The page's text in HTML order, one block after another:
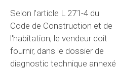
Selon l'article L 271-4 du
Code de Construction et de
l'habitation, le vendeur doit
fournir, dans le dossier de
diagnostic technique annexé